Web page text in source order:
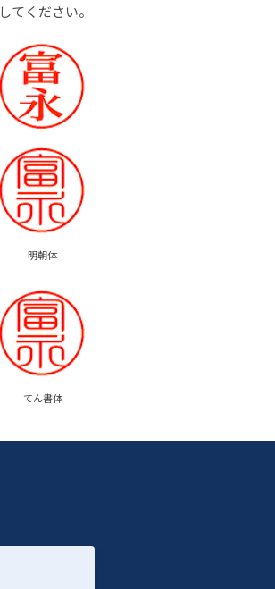
してください。
明朝体
てん書体